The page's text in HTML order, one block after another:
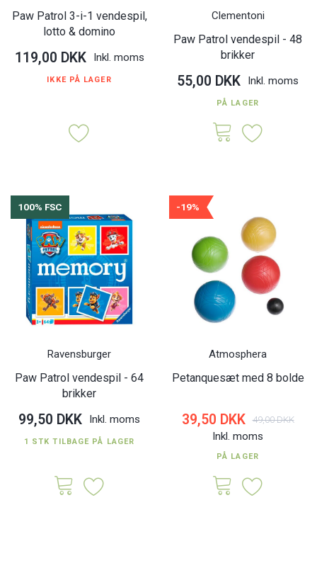
Paw Patrol 3-i-1 vendespil,
lotto & domino
119,00 DKK Inkl. moms
IKKE PÅ LAGER
Clementoni
Paw Patrol vendespil - 48
brikker
55,00 DKK Inkl. moms
PÅ LAGER
100% FSC
Ravensburger
Paw Patrol vendespil - 64
brikker
99,50 DKK Inkl. moms
1 STK TILBAGE PÅ LAGER
-19%
Atmosphera
Petanquesæt med 8 bolde
39,50 DKK 49,00 DKK
Inkl. moms
PÅ LAGER